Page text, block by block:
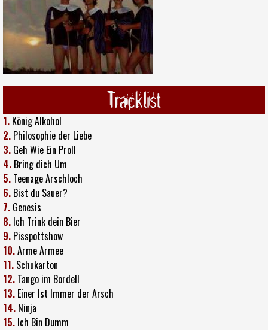
Tracklist
1. König Alkohol
2. Philosophie der Liebe
3. Geh Wie Ein Proll
4. Bring dich Um
5. Teenage Arschloch
6. Bist du Sauer?
7. Genesis
8. Ich Trink dein Bier
9. Pisspottshow
10.Arme Armee
11. Schukarton
12. Tango im Bordell
13. Einer Ist Immer der Arsch
14. Ninja
15. Ich Bin Dumm